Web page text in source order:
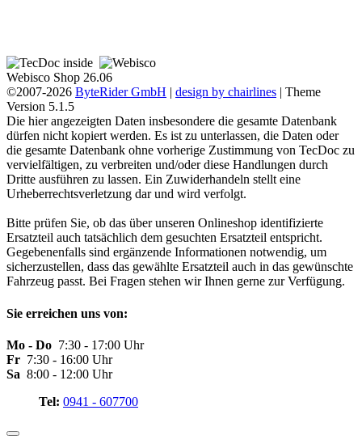
Webisco Shop 26.06
©2007-2026 ByteRider GmbH | design by chairlines | Theme
Version 5.1.5
Die hier angezeigten Daten insbesondere die gesamte Datenbank
dürfen nicht kopiert werden. Es ist zu unterlassen, die Daten oder
die gesamte Datenbank ohne vorherige Zustimmung von TecDoc zu
vervielfältigen, zu verbreiten und/oder diese Handlungen durch
Dritte ausführen zu lassen. Ein Zuwiderhandeln stellt eine
Urheberrechtsverletzung dar und wird verfolgt.
Bitte prüfen Sie, ob das über unseren Onlineshop identifizierte
Ersatzteil auch tatsächlich dem gesuchten Ersatzteil entspricht.
Gegebenenfalls sind ergänzende Informationen notwendig, um
sicherzustellen, dass das gewählte Ersatzteil auch in das gewünschte
Fahrzeug passt. Bei Fragen stehen wir Ihnen gerne zur Verfügung.
Sie erreichen uns von:
Mo - Do 7:30 - 17:00 Uhr
Fr 7:30 - 16:00 Uhr
Sa 8:00 - 12:00 Uhr
Tel: 0941 - 607700